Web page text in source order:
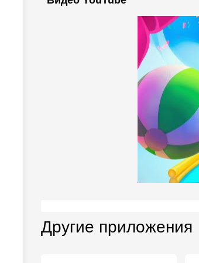
Другие приложения